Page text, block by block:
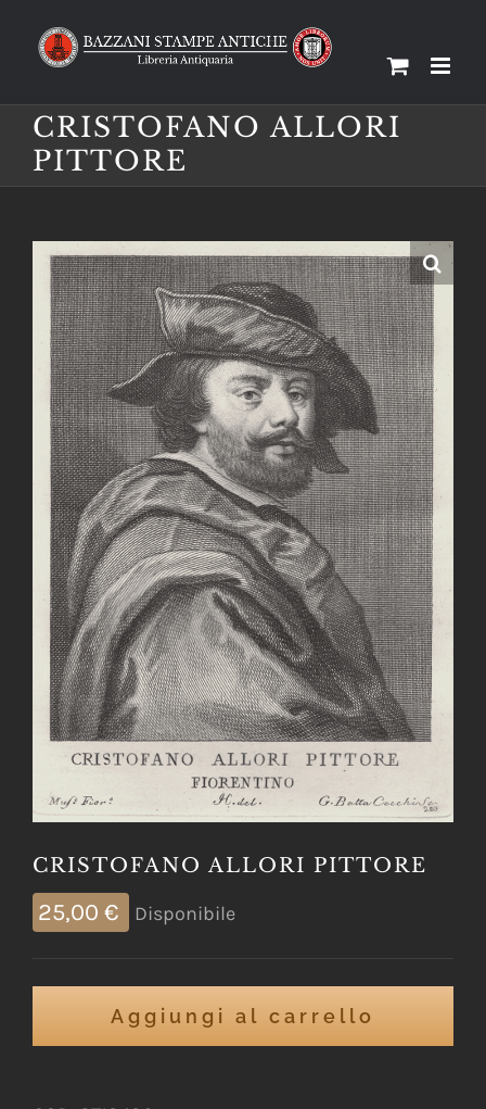
CRISTOFANO ALLORI
PITTORE
CRISTOFANO ALLORI PITTORE
25,00 € Disponibile
Aggiungi al carrello